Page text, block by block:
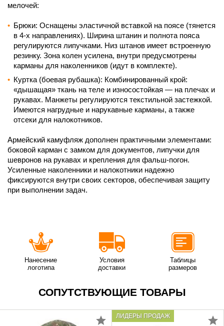
мелочей:
Брюки: Оснащены эластичной вставкой на поясе (тянется
в 4-х направлениях). Ширина штанин и полнота пояса
регулируются липучками. Низ штанов имеет встроенную
резинку. Зона колен усилена, внутри предусмотрены
карманы для наколенников (идут в комплекте).
Куртка (боевая рубашка): Комбинированный крой:
«дышащая» ткань на теле и износостойкая — на плечах и
рукавах. Манжеты регулируются текстильной застежкой.
Имеются нагрудные и нарукавные карманы, а также
отсеки для налокотников.
Армейский камуфляж дополнен практичными элементами:
боковой карман с замком для документов, липучки для
шевронов на рукавах и крепления для фальш-погон.
Усиленные наколенники и налокотники надежно
фиксируются внутри своих секторов, обеспечивая защиту
при выполнении задач.
Нанесение
логотипа
Условия
доставки
Таблицы
размеров
СОПУТСТВУЮЩИЕ ТОВАРЫ
ЛИДЕРЫ ПРОДАЖ